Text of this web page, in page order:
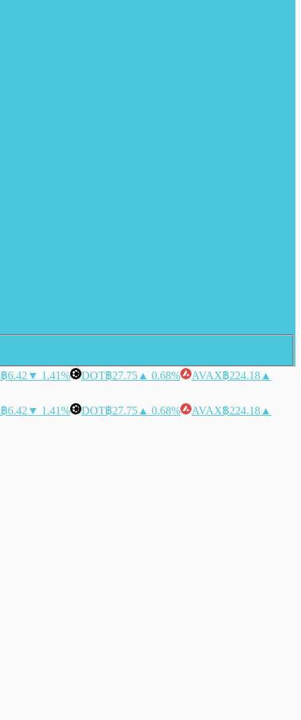
฿6.42 ▼ 1.41% DOT฿27.75 ▲ 0.68% AVAX฿224.18 ▲
฿6.42 ▼ 1.41% DOT฿27.75 ▲ 0.68% AVAX฿224.18 ▲